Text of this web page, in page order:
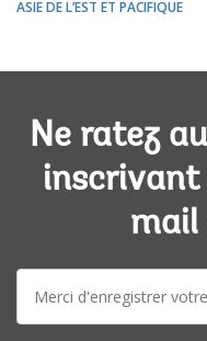
ASIE DE L’EST ET PACIFIQUE
Ne ratez
inscrivant
mail
E-
mail: